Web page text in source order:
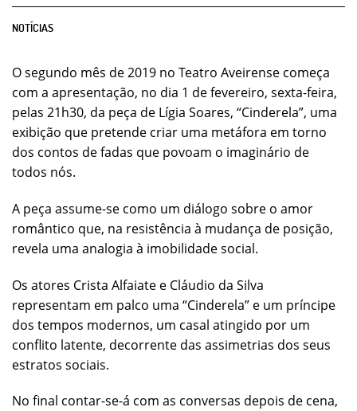
NOTÍCIAS
O segundo mês de 2019 no Teatro Aveirense começa
com a apresentação, no dia 1 de fevereiro, sexta-feira,
pelas 21h30, da peça de Lígia Soares, “Cinderela”, uma
exibição que pretende criar uma metáfora em torno
dos contos de fadas que povoam o imaginário de
todos nós.
A peça assume-se como um diálogo sobre o amor
romântico que, na resistência à mudança de posição,
revela uma analogia à imobilidade social.
Os atores Crista Alfaiate e Cláudio da Silva
representam em palco uma “Cinderela” e um príncipe
dos tempos modernos, um casal atingido por um
conflito latente, decorrente das assimetrias dos seus
estratos sociais.
No final contar-se-á com as conversas depois de cena,